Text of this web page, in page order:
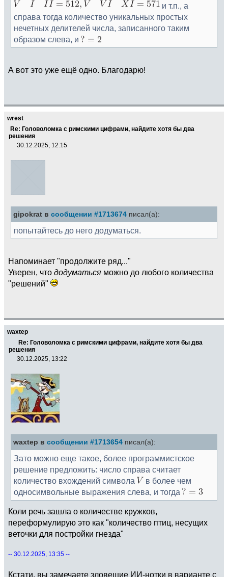
и т.п., а
справа тогда количество уникальных простых
нечетных делителей числа, записанного таким
образом слева, и
А вот это уже ещё одно. Благодарю!
wrest
Re: Головоломка с римскими цифрами, найдите хотя бы два
решения
30.12.2025, 12:15
gipokrat в сообщении #1713674 писал(а):
попытайтесь до него додуматься.
Напоминает "продолжите ряд..."
Уверен, что додуматься можно до любого количества
"решений"
waxtep
Re: Головоломка с римскими цифрами, найдите хотя бы два
решения
30.12.2025, 13:22
waxtep в сообщении #1713654 писал(а):
Зато можно еще такое, более программистское
решение предложить: число справа считает
количество вхождений символа
в более чем
односимвольные выражения слева, и тогда
Коли речь зашла о количестве кружков,
переформулирую это как "количество птиц, несущих
веточки для постройки гнезда"
-- 30.12.2025, 13:35 --
Кстати, вы замечаете зловещие ИИ-нотки в варианте с